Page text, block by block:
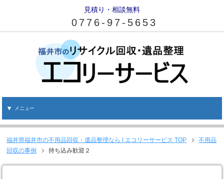
見積り・相談無料
0776-97-5653
メニュー
福井県福井市の不用品回収・遺品整理なら | エコリーサービス TOP
不用品
回収の事例
持ち込み歓迎２